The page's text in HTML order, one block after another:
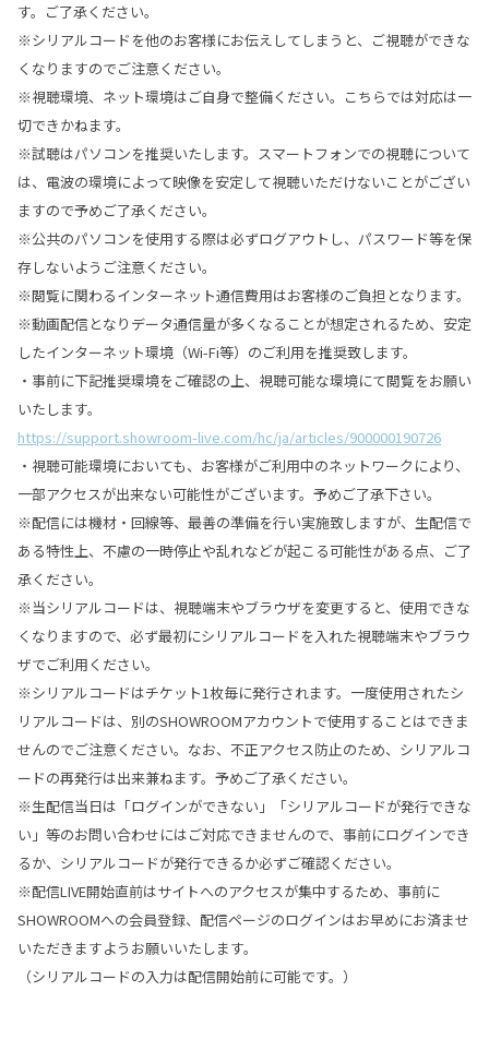
す。ご了承ください。
※シリアルコードを他のお客様にお伝えしてしまうと、ご視聴ができな
くなりますのでご注意ください。
※視聴環境、ネット環境はご自身で整備ください。こちらでは対応は一
切できかねます。
※試聴はパソコンを推奨いたします。スマートフォンでの視聴について
は、電波の環境によって映像を安定して視聴いただけないことがござい
ますので予めご了承ください。
※公共のパソコンを使用する際は必ずログアウトし、パスワード等を保
存しないようご注意ください。
※閲覧に関わるインターネット通信費用はお客様のご負担となります。
※動画配信となりデータ通信量が多くなることが想定されるため、安定
したインターネット環境（Wi-Fi等）のご利用を推奨致します。
・事前に下記推奨環境をご確認の上、視聴可能な環境にて閲覧をお願い
いたします。
https://support.showroom-live.com/hc/ja/articles/900000190726
・視聴可能環境においても、お客様がご利用中のネットワークにより、
一部アクセスが出来ない可能性がございます。予めご了承下さい。
※配信には機材・回線等、最善の準備を行い実施致しますが、生配信で
ある特性上、不慮の一時停止や乱れなどが起こる可能性がある点、ご了
承ください。
※当シリアルコードは、視聴端末やブラウザを変更すると、使用できな
くなりますので、必ず最初にシリアルコードを入れた視聴端末やブラウ
ザでご利用ください。
※シリアルコードはチケット1枚毎に発行されます。一度使用されたシ
リアルコードは、別のSHOWROOMアカウントで使用することはできま
せんのでご注意ください。なお、不正アクセス防止のため、シリアルコ
ードの再発行は出来兼ねます。予めご了承ください。
※生配信当日は「ログインができない」「シリアルコードが発行できな
い」等のお問い合わせにはご対応できませんので、事前にログインでき
るか、シリアルコードが発行できるか必ずご確認ください。
※配信LIVE開始直前はサイトへのアクセスが集中するため、事前に
SHOWROOMへの会員登録、配信ページのログインはお早めにお済ませ
いただきますようお願いいたします。
（シリアルコードの入力は配信開始前に可能です。）